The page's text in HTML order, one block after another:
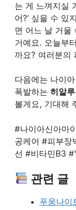
는 게 느껴지실
어?’ 싶을 수 있
면 어느 날 거울
거예요. 오늘부
까요? 여러분의
다음에는 나이
폭발하는 히알
볼게요, 기대해
#나이아신아마
공케어 #피부장
선 #비타민B3
관련 글
푸웅나이